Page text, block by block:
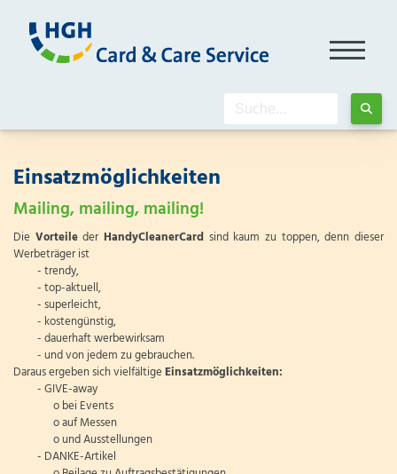
Einsatzmöglichkeiten
Mailing, mailing, mailing!
Die VorteilederHandyCleanerCard sind kaum zu toppen, denn dieser
Werbeträger ist
- trendy,
- top-aktuell,
- superleicht,
- kostengünstig,
- dauerhaft werbewirksam
- und von jedem zu gebrauchen.
Daraus ergeben sich vielfältigeEinsatzmöglichkeiten:
- GIVE-away
o bei Events
o auf Messen
o und Ausstellungen
- DANKE-Artikel